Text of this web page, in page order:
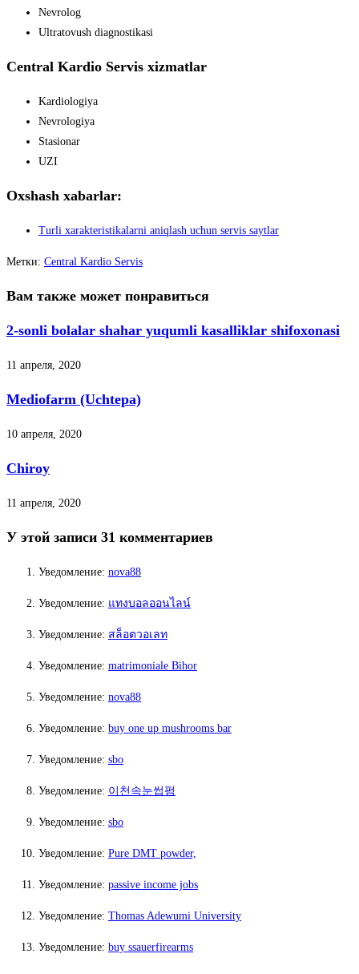
Nevrolog
Ultratovush diagnostikasi
Central Kardio Servis xizmatlar
Kardiologiya
Nevrologiya
Stasionar
UZI
Oxshash xabarlar:
Turli xarakteristikalarni aniqlash uchun servis saytlar
Метки: Central Kardio Servis
Вам также может понравиться
2-sonli bolalar shahar yuqumli kasalliklar shifoxonasi
11 апреля, 2020
Mediofarm (Uchtepa)
10 апреля, 2020
Chiroy
11 апреля, 2020
У этой записи 31 комментариев
Уведомление: nova88
Уведомление: แทงบอลออนไลน์
Уведомление: สล็อตวอเลท
Уведомление: matrimoniale Bihor
Уведомление: nova88
Уведомление: buy one up mushrooms bar
Уведомление: sbo
Уведомление: 이천속눈썹펌
Уведомление: sbo
Уведомление: Pure DMT powder,
Уведомление: passive income jobs
Уведомление: Thomas Adewumi University
Уведомление: buy ssauerfirearms